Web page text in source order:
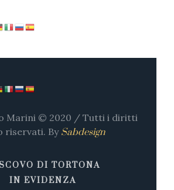
Marini © 2020 / Tutti i diritti
riservati. BySabdesign
DI TORTONA
IN EVIDENZA